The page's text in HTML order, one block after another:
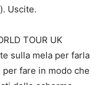
Uscite.
TOUR UK
sulla mela per farla
fare in modo che